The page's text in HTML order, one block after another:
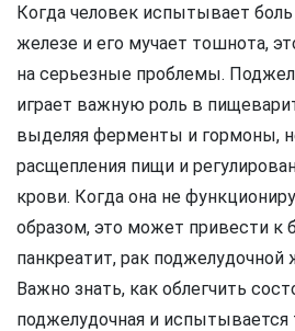
Когда человек испытывает
железе и его мучает тошнота,
на серьезные проблемы.
играет важную роль в
выделяя ферменты и гормоны,
расщепления пищи и
крови. Когда она не
образом, это может привести к
панкреатит, рак поджелудочной
Важно знать, как облегчить
поджелудочная и